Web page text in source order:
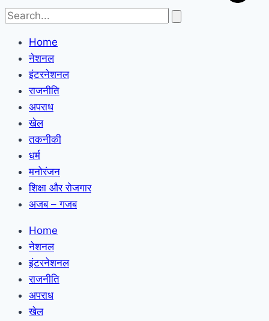
Home
नेशनल
इंटरनेशनल
राजनीति
अपराध
खेल
तकनीकी
धर्म
मनोरंजन
शिक्षा और रोजगार
अजब – गजब
Home
नेशनल
इंटरनेशनल
राजनीति
अपराध
खेल